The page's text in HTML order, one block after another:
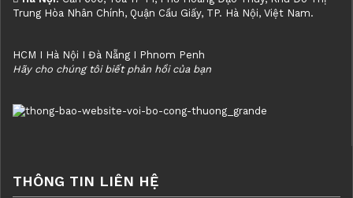
Trung Hòa Nhân Chính, Quận Cầu Giấy, TP. Hà Nội, Việt Nam.
HCM I Hà Nội I Đà Nẵng I Phnom Penh
Hãy cho chúng tôi biết phản hồi của bạn
THÔNG TIN LIÊN HỆ